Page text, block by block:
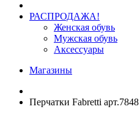
РАСПРОДАЖА!
Женская обувь
Мужская обувь
Аксессуары
Магазины
Перчатки Fabretti арт.7848